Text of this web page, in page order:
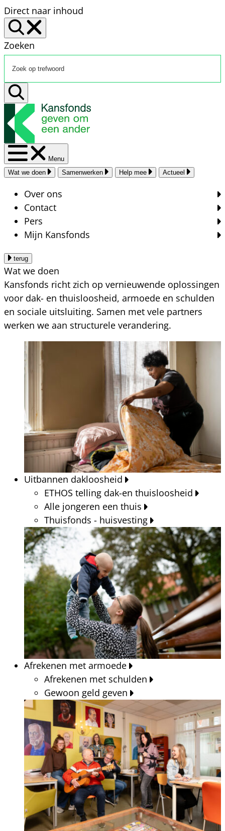
Direct naar inhoud
Zoeken
Menu
Wat we doen
Samenwerken Help mee Actueel
Over ons
Contact
Pers
Mijn Kansfonds
terug
Wat we doen
Kansfonds richt zich op vernieuwende oplossingen
voor dak- en thuisloosheid, armoede en schulden
en sociale uitsluiting. Samen met vele partners
werken we aan structurele verandering.
Uitbannen dakloosheid
ETHOS telling dak-en thuisloosheid
Alle jongeren een thuis
Thuisfonds - huisvesting
Afrekenen met armoede
Afrekenen met schulden
Gewoon geld geven